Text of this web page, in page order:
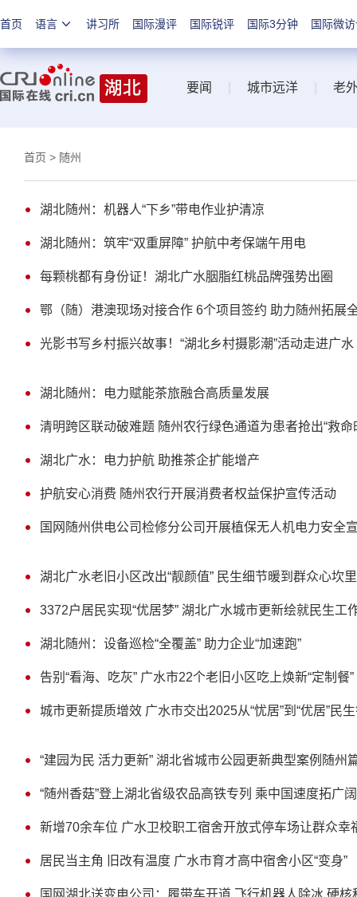
首页 语言 讲习所 国际漫评 国际锐评 国际3分钟 国际微
要闻 城市远洋 老
首页 > 随州
湖北随州：机器人“下乡”带电作业护清凉
湖北随州：筑牢“双重屏障” 护航中考保端午用电
每颗桃都有身份证！湖北广水胭脂红桃品牌强势出圈
鄂（随）港澳现场对接合作 6个项目签约 助力随州拓展
光影书写乡村振兴故事！“湖北乡村摄影潮”活动走进广水
湖北随州：电力赋能茶旅融合高质量发展
清明跨区联动破难题 随州农行绿色通道为患者抢出“救命
湖北广水：电力护航 助推茶企扩能增产
护航安心消费 随州农行开展消费者权益保护宣传活动
国网随州供电公司检修分公司开展植保无人机电力安全
湖北广水老旧小区改出“靓颜值” 民生细节暖到群众心坎里
3372户居民实现“优居梦” 湖北广水城市更新绘就民生工
湖北随州：设备巡检“全覆盖” 助力企业“加速跑”
告别“看海、吃灰” 广水市22个老旧小区吃上焕新“定制餐”
城市更新提质增效 广水市交出2025从“忧居”到“优居”民
“建园为民 活力更新” 湖北省城市公园更新典型案例随州
“随州香菇”登上湖北省级农品高铁专列 乘中国速度拓广
新增70余车位 广水卫校职工宿舍开放式停车场让群众幸
居民当主角 旧改有温度 广水市育才高中宿舍小区“变身”
国网湖北送变电公司：履带车开道 飞行机器人除冰 硬核